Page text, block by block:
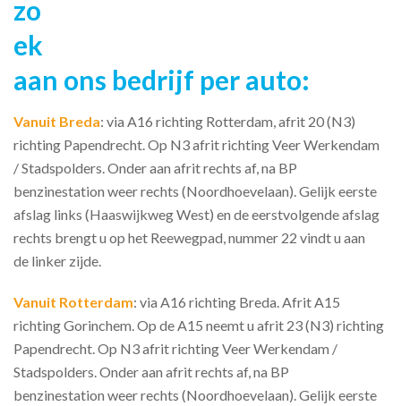
zo
ek
aan ons bedrijf per auto:
Vanuit Breda: via A16 richting Rotterdam, afrit 20 (N3)
richting Papendrecht. Op N3 afrit richting Veer Werkendam
/ Stadspolders. Onder aan afrit rechts af, na BP
benzinestation weer rechts (Noordhoevelaan). Gelijk eerste
afslag links (Haaswijkweg West) en de eerstvolgende afslag
rechts brengt u op het Reewegpad, nummer 22 vindt u aan
de linker zijde.
Vanuit Rotterdam: via A16 richting Breda. Afrit A15
richting Gorinchem. Op de A15 neemt u afrit 23 (N3) richting
Papendrecht. Op N3 afrit richting Veer Werkendam /
Stadspolders. Onder aan afrit rechts af, na BP
benzinestation weer rechts (Noordhoevelaan). Gelijk eerste